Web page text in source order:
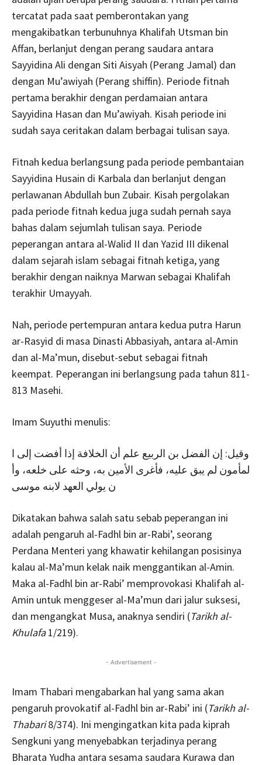
tercatat pada saat pemberontakan yang
mengakibatkan terbunuhnya Khalifah Utsman bin
Affan, berlanjut dengan perang saudara antara
Sayyidina Ali dengan Siti Aisyah (Perang Jamal) dan
dengan Mu’awiyah (Perang shiffin). Periode fitnah
pertama berakhir dengan perdamaian antara
Sayyidina Hasan dan Mu’awiyah. Kisah periode ini
sudah saya ceritakan dalam berbagai tulisan saya.
Fitnah kedua berlangsung pada periode pembantaian
Sayyidina Husain di Karbala dan berlanjut dengan
perlawanan Abdullah bun Zubair. Kisah pergolakan
pada periode fitnah kedua juga sudah pernah saya
bahas dalam sejumlah tulisan saya. Periode
peperangan antara al-Walid II dan Yazid III dikenal
dalam sejarah islam sebagai fitnah ketiga, yang
berakhir dengan naiknya Marwan sebagai Khalifah
terakhir Umayyah.
Nah, periode pertempuran antara kedua putra Harun
ar-Rasyid di masa Dinasti Abbasiyah, antara al-Amin
dan al-Ma’mun, disebut-sebut sebagai fitnah
keempat. Peperangan ini berlangsung pada tahun 811-
813 Masehi.
Imam Suyuthi menulis:
وقيل: إن الفضل بن الربيع علم أن الخلافة إذا أفضت إلى ا
لمأمون لم يبق عليه، فأغرى الأمين به، وحثه على خلعه، وأ
ن يولي العهد لابنه موسى
Dikatakan bahwa salah satu sebab peperangan ini
adalah pengaruh al-Fadhl bin ar-Rabi’, seorang
Perdana Menteri yang khawatir kehilangan posisinya
kalau al-Ma’mun kelak naik menggantikan al-Amin.
Maka al-Fadhl bin ar-Rabi’ memprovokasi Khalifah al-
Amin untuk menggeser al-Ma’mun dari jalur suksesi,
dan mengangkat Musa, anaknya sendiri (Tarikh al-
Khulafa1/219).
- Advertisement -
Imam Thabari mengabarkan hal yang sama akan
pengaruh provokatif al-Fadhl bin ar-Rabi’ ini (Tarikh al-
Thabari8/374). Ini mengingatkan kita pada kiprah
Sengkuni yang menyebabkan terjadinya perang
Bharata Yudha antara sesama saudara Kurawa dan